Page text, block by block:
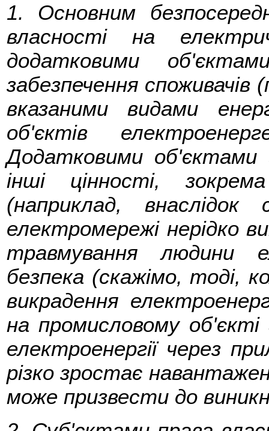
1. Основним
власності на
додатковими
забезпечення
вказаними видами
об'єктів
Додатковими
інші цінності,
(наприклад, внаслідок
електромережі нерідко
травмування людини
безпека (скажімо, тоді,
викрадення
на промисловому об'єкті
електроенергії через
різко зростає
може призвести до